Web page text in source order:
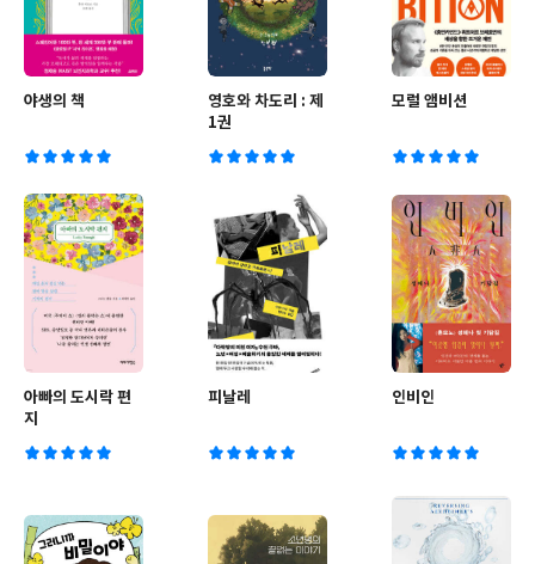
야생의 책
영호와 차도리 : 제
1권
모럴 앰비션
아빠의 도시락 편
지
피날레 인비인